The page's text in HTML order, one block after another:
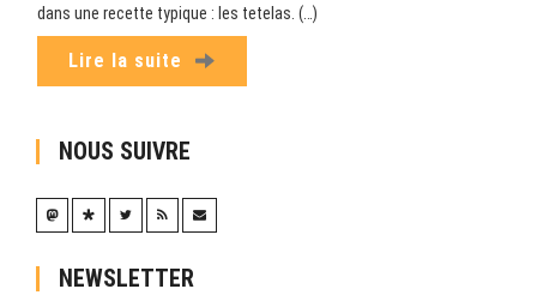
dans une recette typique : les tetelas. (…)
Lire la suite
NOUS SUIVRE
NEWSLETTER